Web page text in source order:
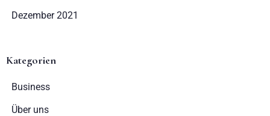
Dezember 2021
Kategorien
Business
Über uns